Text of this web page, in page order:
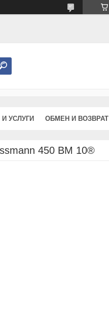
УСЛУГИ ОБМЕН И ВОЗВРАТ
450 BM 10®